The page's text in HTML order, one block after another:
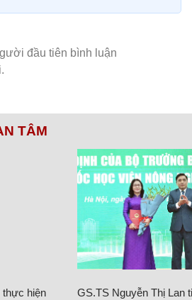
TÂM
hiện
GS.TS Nguyễn Thị Lan